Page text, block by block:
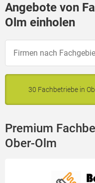
Angebote von
Olm einholen
30 Fachbetriebe in
Premium
Ober-Olm